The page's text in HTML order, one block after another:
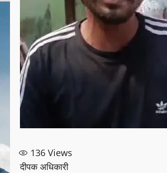
136 Views
दीपक अधिकारी